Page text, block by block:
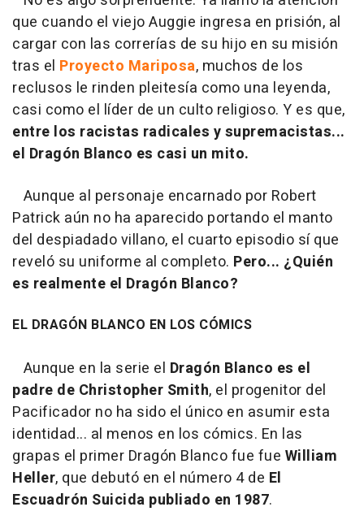
que cuando el viejo Auggie ingresa en prisión, al
cargar con las correrías de su hijo en su misión
tras el Proyecto Mariposa, muchos de los
reclusos le rinden pleitesía como una leyenda,
casi como el líder de un culto religioso. Y es que,
entre los racistas radicales y supremacistas...
el Dragón Blanco es casi un mito.
Aunque al personaje encarnado por Robert
Patrick aún no ha aparecido portando el manto
del despiadado villano, el cuarto episodio sí que
reveló su uniforme al completo. Pero... ¿Quién
es realmente el Dragón Blanco?
EL DRAGÓN BLANCO EN LOS CÓMICS
Aunque en la serie el Dragón Blanco es el
padre de Christopher Smith, el progenitor del
Pacificador no ha sido el único en asumir esta
identidad... al menos en los cómics. En las
grapas el primer Dragón Blanco fue fue William
Heller, que debutó en el número 4 de El
Escuadrón Suicida publiado en 1987.